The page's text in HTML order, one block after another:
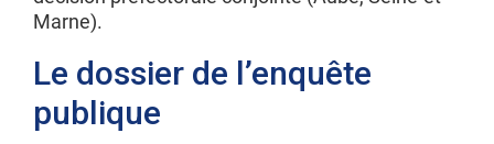
Marne).
Le dossier de l’enquête
publique